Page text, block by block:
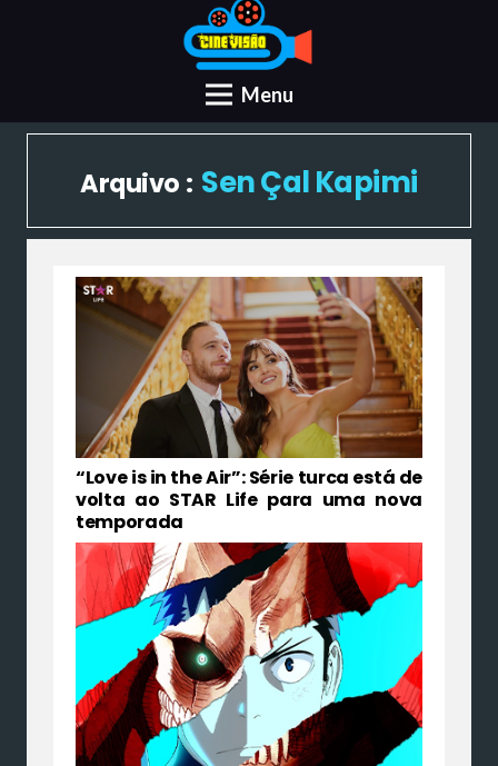
Menu
Arquivo : Sen Çal Kapimi
“Love is in the Air”: Série turca está de
volta ao STAR Life para uma nova
temporada